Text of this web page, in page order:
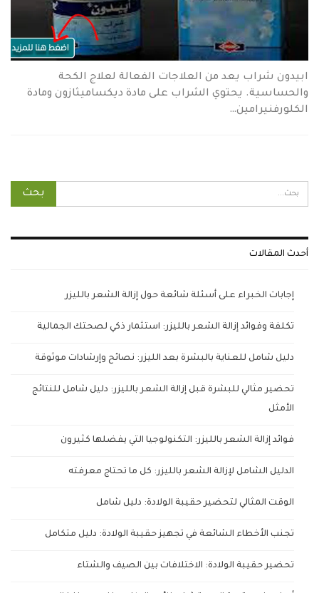
ابيدون شراب يعد من العلاجات الفعالة لعلاج الكحة
والحساسية. يحتوي الشراب على مادة ديكساميثازون ومادة
الكلورفنيرامين…
أحدث المقالات
إجابات الخبراء على أسئلة شائعة حول إزالة الشعر بالليزر
تكلفة وفوائد إزالة الشعر بالليزر: استثمار ذكي لصحتك الجمالية
دليل شامل للعناية بالبشرة بعد الليزر: نصائح وإرشادات موثوقة
تحضير مثالي للبشرة قبل إزالة الشعر بالليزر: دليل شامل للنتائج
الأمثل
فوائد إزالة الشعر بالليزر: التكنولوجيا التي يفضلها كثيرون
الدليل الشامل لإزالة الشعر بالليزر: كل ما تحتاج معرفته
الوقت المثالي لتحضير حقيبة الولادة: دليل شامل
تجنب الأخطاء الشائعة في تجهيز حقيبة الولادة: دليل متكامل
تحضير حقيبة الولادة: الاختلافات بين الصيف والشتاء